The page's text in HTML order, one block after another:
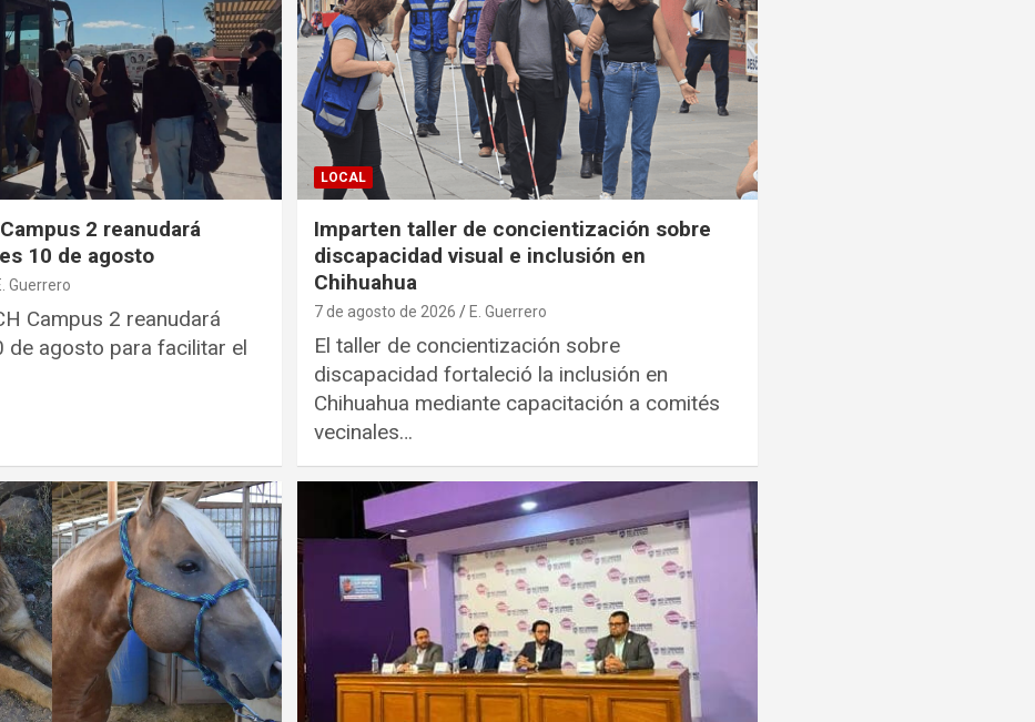
2 reanudará
10 de agosto
Guerrero
Campus 2 reanudará
de agosto para facilitar el
LOCAL
Imparten taller de concientización sobre
discapacidad visual e inclusión en
Chihuahua
7 de agosto de 2026 E. Guerrero
El taller de concientización sobre
discapacidad fortaleció la inclusión en
Chihuahua mediante capacitación a comités
vecinales…